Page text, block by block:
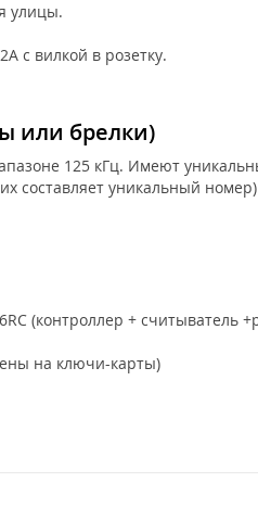
улицы.
с вилкой в розетку.
или брелки)
125 кГц. Имеют
составляет уникальный
(контроллер + считыватель
на ключи-карты)